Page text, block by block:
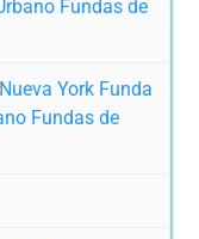
York Funda
Fundas de